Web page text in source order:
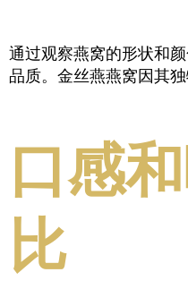
通过观察燕窝的形状和
品质。金丝燕燕窝因其
口感
比